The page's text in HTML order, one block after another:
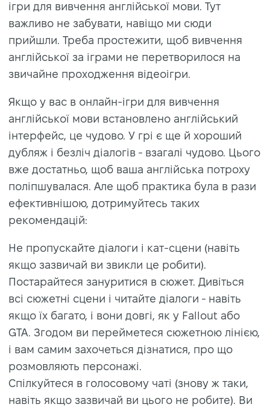
ігри для вивчення англійської мови. Тут
важливо не забувати, навіщо ми сюди
прийшли. Треба простежити, щоб вивчення
англійської за іграми не перетворилося на
звичайне проходження відеоігри.
Якщо у вас в онлайн-ігри для вивчення
англійської мови встановлено англійський
інтерфейс, це чудово. У грі є ще й хороший
дубляж і безліч діалогів - взагалі чудово. Цього
вже достатньо, щоб ваша англійська потроху
поліпшувалася. Але щоб практика була в рази
ефективнішою, дотримуйтесь таких
рекомендацій:
Не пропускайте діалоги і кат-сцени (навіть
якщо зазвичай ви звикли це робити).
Постарайтеся зануритися в сюжет. Дивіться
всі сюжетні сцени і читайте діалоги - навіть
якщо їх багато, і вони довгі, як у Fallout або
GTA. Згодом ви перейметеся сюжетною лінією,
і вам самим захочеться дізнатися, про що
розмовляють персонажі.
Спілкуйтеся в голосовому чаті (знову ж таки,
навіть якщо зазвичай ви цього не робите). Ви